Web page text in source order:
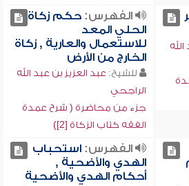
الفهرس:حكم زكاة
الحلي المعد
للاستعمال والعارية , زكاة
الخارج من الأرض
للشيخ: عبد العزيز بن عبد الله
الراجحي
جزء من محاضرة ( شرح عمدة
الفقه كتاب الزكاة [2])
الفهرس:استحباب
الهدي والأضحية ,
أحكام الهدي والأضحية